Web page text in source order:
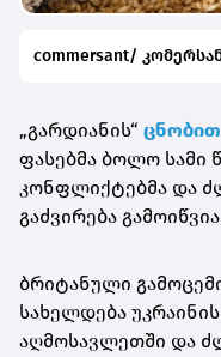
commersant/
„გარდიანის“ ცნობით
ფასებმა ბოლო სამი
კონფლიქტებმა და
გაძვირება
ბრიტანული
სახელდება
აღმოსავლეთში და